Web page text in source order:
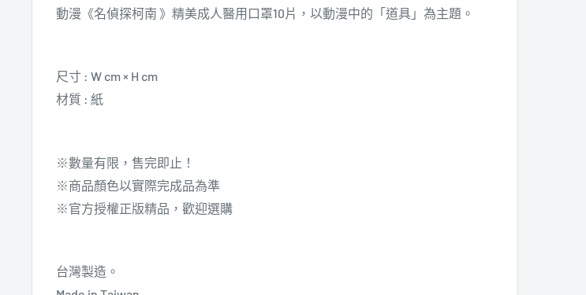
動漫《名偵探柯南 》 精美成人醫用口罩10片 ， 以動漫中的「道具」為主題。
尺寸 : W cm × H cm
材質 : 紙
※數量有限，售完即止！
※商品顏色以實際完成品為準
※官方授權正版精品，歡迎選購
台灣製造。